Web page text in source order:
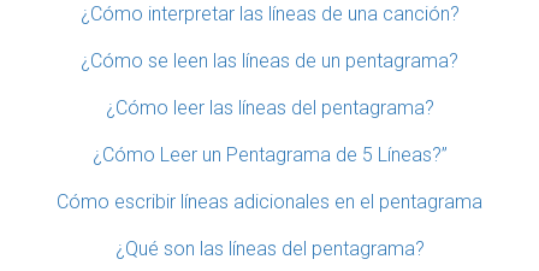
¿Cómo interpretar las líneas de una canción?
¿Cómo se leen las líneas de un pentagrama?
¿Cómo leer las líneas del pentagrama?
¿Cómo Leer un Pentagrama de 5 Líneas?”
Cómo escribir líneas adicionales en el pentagrama
¿Qué son las líneas del pentagrama?